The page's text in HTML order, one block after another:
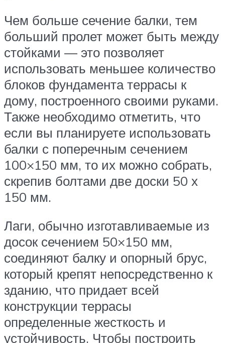
Чем больше сечение балки, тем
больший пролет может быть между
стойками — это позволяет
использовать меньшее количество
блоков фундамента террасы к
дому, построенного своими руками.
Также необходимо отметить, что
если вы планируете использовать
балки с поперечным сечением
100×150 мм, то их можно собрать,
скрепив болтами две доски 50 х
150 мм.
Лаги, обычно изготавливаемые из
досок сечением 50×150 мм,
соединяют балку и опорный брус,
который крепят непосредственно к
зданию, что придает всей
конструкции террасы
определенные жесткость и
устойчивость. Чтобы построить